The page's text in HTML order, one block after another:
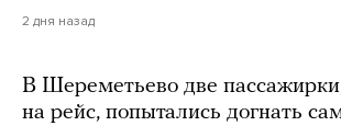
2 дня назад
В Шереметьево две
на рейс, попытались догнать